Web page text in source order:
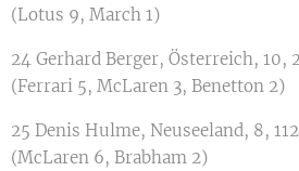
(Lotus 9, March 1)
24 Gerhard Berger, Österreich, 10,
(Ferrari 5, McLaren 3, Benetton 2)
25 Denis Hulme, Neuseeland, 8,
(McLaren 6, Brabham 2)